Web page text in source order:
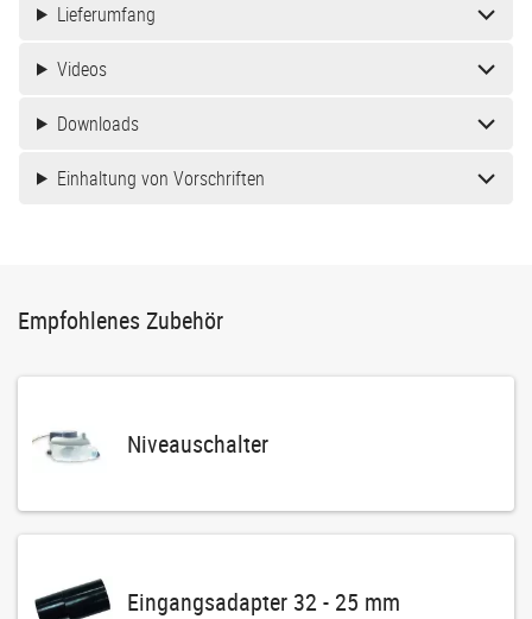
Lieferumfang
Videos
Downloads
Einhaltung von Vorschriften
Empfohlenes Zubehör
Niveauschalter
Eingangsadapter 32 - 25 mm